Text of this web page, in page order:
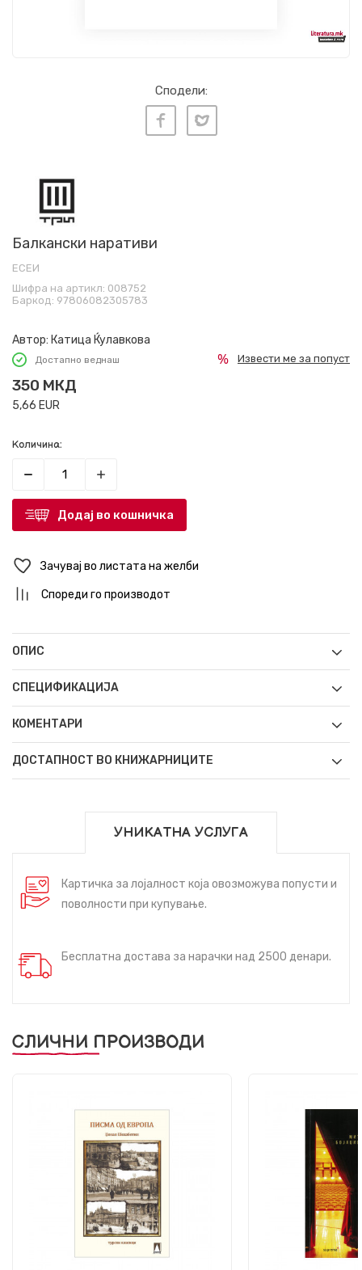
Сподели:
Балкански наративи
ЕСЕИ
Шифра на артикл: 008752
Баркод: 97806082305783
Автор: Катица Ќулавкова
Достапно веднаш
350 МКД
5,66 EUR
Извести ме за попуст
Количина:
Додај во кошничка
Зачувај во листата на желби
Спореди го производот
ОПИС
СПЕЦИФИКАЦИЈА
КОМЕНТАРИ
ДОСТАПНОСТ ВО КНИЖАРНИЦИТЕ
УНИКАТНА УСЛУГА
Картичка за лојалност која овозможува попусти и
поволности при купување.
Бесплатна достава за нарачки над 2500 денари.
СЛИЧНИ ПРОИЗВОДИ